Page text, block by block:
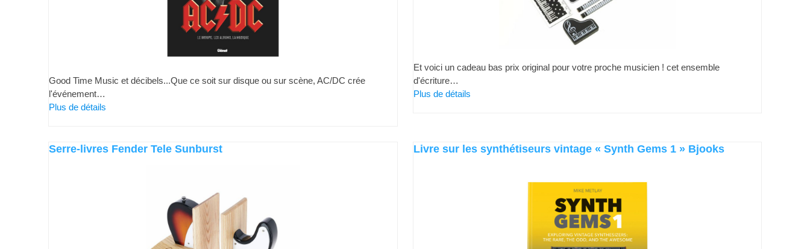
Good Time Music et décibels...Que ce soit sur disque ou sur scène, AC/DC crée
l'événement…
Plus de détails
Et voici un cadeau bas prix original pour votre proche musicien ! cet ensemble
d'écriture…
Plus de détails
Serre-livres Fender Tele Sunburst Livre sur les synthétiseurs vintage « Synth Gems 1 » Bjooks